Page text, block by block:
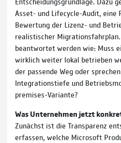
Asset- und Lifecycle-Audit, eine
Bewertung der Lizenz- und
realistischer
beantwortet werden wie: Muss
wirklich weiter lokal betrieben
der passende Weg oder
Integrationstiefe und
premises-Variante?
Was Unternehmen jetzt
Zunächst ist die Transparenz
erfassen, welche Microsoft